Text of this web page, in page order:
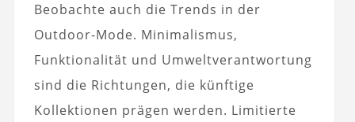
Beobachte auch die Trends in der
Outdoor-Mode. Minimalismus,
Funktionalität und Umweltverantwortung
sind die Richtungen, die künftige
Kollektionen prägen werden. Limitierte